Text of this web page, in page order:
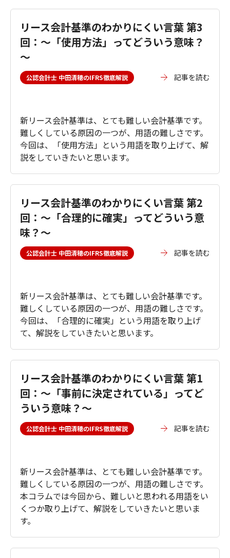
リース会計基準のわかりにくい言葉 第3
回：～「使用方法」ってどういう意味？
～
公認会計士 中田清穂のIFRS徹底解説 記事を読む
新リース会計基準は、とても難しい会計基準です。
難しくしている原因の一つが、用語の難しさです。
今回は、「使用方法」という用語を取り上げて、解
説をしていきたいと思います。
リース会計基準のわかりにくい言葉 第2
回：～「合理的に確実」ってどういう意
味？～
公認会計士 中田清穂のIFRS徹底解説 記事を読む
新リース会計基準は、とても難しい会計基準です。
難しくしている原因の一つが、用語の難しさです。
今回は、「合理的に確実」という用語を取り上げ
て、解説をしていきたいと思います。
リース会計基準のわかりにくい言葉 第1
回：～「事前に決定されている」ってど
ういう意味？～
公認会計士 中田清穂のIFRS徹底解説 記事を読む
新リース会計基準は、とても難しい会計基準です。
難しくしている原因の一つが、用語の難しさです。
本コラムでは今回から、難しいと思われる用語をい
くつか取り上げて、解説をしていきたいと思いま
す。